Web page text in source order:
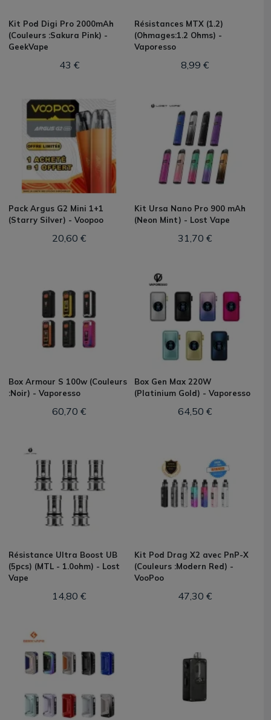
Kit Pod Digi Pro 2000mAh
(Couleurs :Sakura Pink) -
GeekVape
43 €
Résistances MTX (1.2)
(Ohmages:1.2 Ohms) -
Vaporesso
8,99 €
Pack Argus G2 Mini 1+1
(Starry Silver) - Voopoo
20,60 €
Kit Ursa Nano Pro 900 mAh
(Neon Mint) - Lost Vape
31,70 €
Box Armour S 100w (Couleurs
:Noir) - Vaporesso
60,70 €
Box Gen Max 220W
(Platinium Gold) - Vaporesso
64,50 €
Résistance Ultra Boost UB
(5pcs) (MTL - 1.0ohm) - Lost
Vape
14,80 €
Kit Pod Drag X2 avec PnP-X
(Couleurs :Modern Red) -
VooPoo
47,30 €